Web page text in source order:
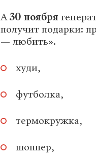
А30 ноября
получит подарки:
— любить».
худи,
футболка,
термокружка,
шоппер,